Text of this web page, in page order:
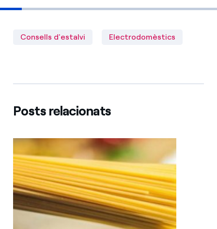
Consells d'estalvi Electrodomèstics
Posts relacionats